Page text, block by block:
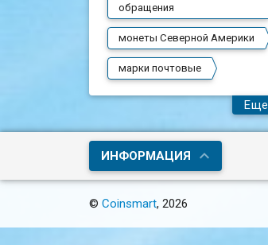
обращения
монеты Северной Америки
марки почтовые
Еще
ИНФОРМАЦИЯ
©Coinsmart, 2026